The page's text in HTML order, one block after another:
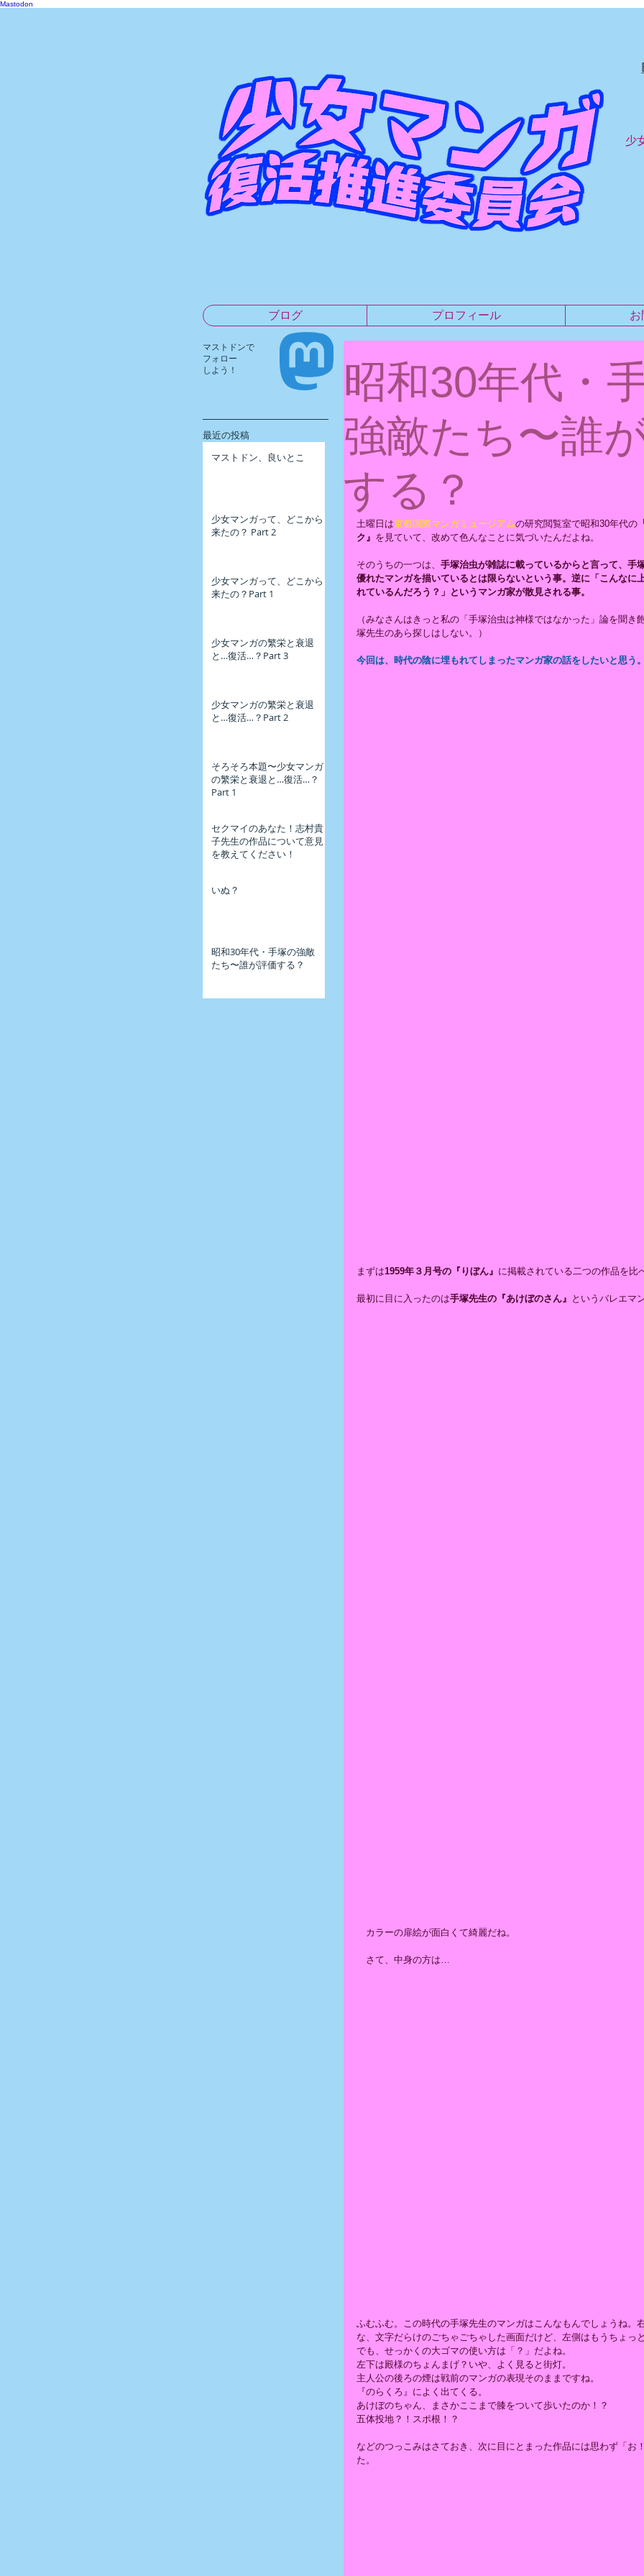
Mastodon
少
ブログ プロフィール お
マストドン、良いとこ
少女マンガって、どこから
来たの？ Part 2
少女マンガって、どこから
来たの？Part 1
少女マンガの繁栄と衰退
と…復活…？Part 3
少女マンガの繁栄と衰退
と…復活…？Part 2
そろそろ本題〜少女マンガ
の繁栄と衰退と…復活…？
Part 1
セクマイのあなた！志村貴
子先生の作品について意見
を教えてください！
いぬ？
昭和30年代・手塚の強敵
たち〜誰が評価する？
最近の投稿
昭和30年代・
強敵たち〜誰
する？
土曜日は京都国際マンガミュージアムの研究閲覧室で昭和30年代の
ク』 を見ていて、改めて色んなことに気づいたんだよね。
そのうちの一つは、 手塚治虫が雑誌に載っているからと言って、手
優れたマンガを描いているとは限らないという事。逆に「こんなに
れているんだろう？」というマンガ家が散見される事。
（みなさんはきっと私の「手塚治虫は神様ではなかった」論を聞き
塚先生のあら探しはしない。）
今回は、時代の陰に埋もれてしまったマンガ家の話をしたいと思う
まずは1959年３月号の『りぼん』 に掲載されている二つの作品を比
最初に目に入ったのは手塚先生の『あけぼのさん』 というバレエマ
カラーの扉絵が面白くて綺麗だね。
さて、中身の方は…
ふむふむ。この時代の手塚先生のマンガはこんなもんでしょうね。
な、文字だらけのごちゃごちゃした画面だけど、左側はもうちょっ
でも、せっかくの大ゴマの使い方は「？」だよね。
左下は殿様のちょんまげ？いや、よく見ると街灯。
主人公の後ろの煙は戦前のマンガの表現そのままですね。
『のらくろ』によく出てくる。
あけぼのちゃん、まさかここまで膝をついて歩いたのか！？
五体投地？！スポ根！？
などのつっこみはさておき、次に目にとまった作品には思わず「お
た。
マストドンで
​フォロー
しよう！